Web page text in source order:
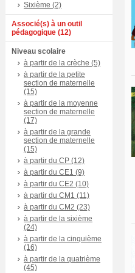
Sixième (2)
Associé(s) à un outil
pédagogique (12)
Niveau scolaire
à partir de la crèche (5)
à partir de la petite
section de maternelle
(15)
à partir de la moyenne
section de maternelle
(17)
à partir de la grande
section de maternelle
(15)
à partir du CP (12)
à partir du CE1 (9)
à partir du CE2 (10)
à partir du CM1 (11)
à partir du CM2 (23)
à partir de la sixième
(24)
à partir de la cinquième
(16)
à partir de la quatrième
(45)